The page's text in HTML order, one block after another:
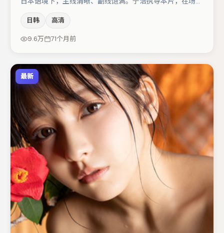
演阵容包括刘亦菲、段奕宏、宋佳等，角色动机前后呼应，
适合喜欢抠台词与伏笔的观众。整体完成度较高，适合周末
一口气追完。
日韩 高清
9.6万 71个月前
最新